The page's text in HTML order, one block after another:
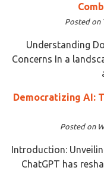
Posted on
Understanding
Concerns In a
Democratizing AI:
Posted on
Introduction:
ChatGPT has